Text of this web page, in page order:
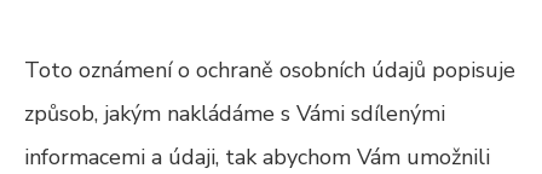
Toto oznámení o ochraně osobních údajů popisuje
způsob, jakým nakládáme s Vámi sdílenými
informacemi a údaji, tak abychom Vám umožnili